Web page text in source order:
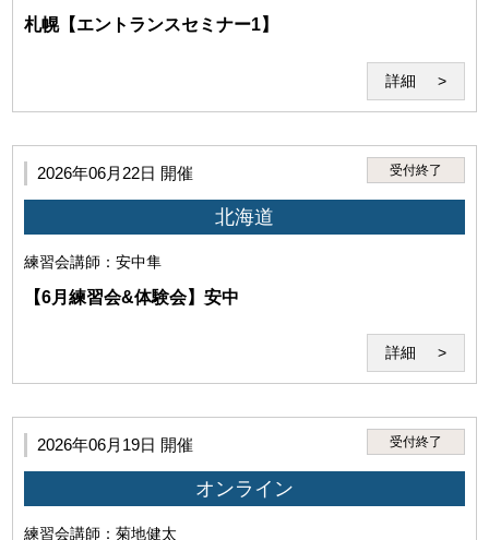
せ、売買し、名義を変更し、質権を設定しまたは担保に
(2)当研究所または講師その他第三者の名誉、信用、著作
権、特許権、実用新案権、意匠権、商標権、肖像権、プ
ライバシーを侵害する行為。
(3)本サービスで得た情報を外部へ伝達・公開する行為
札幌【エントランスセミナー1】
詳細
2026年06月22日 開催 受付終了
北海道
練習会講師：安中隼
【6月練習会&体験会】安中
詳細
2026年06月19日 開催 受付終了
オンライン
練習会講師：菊地健太